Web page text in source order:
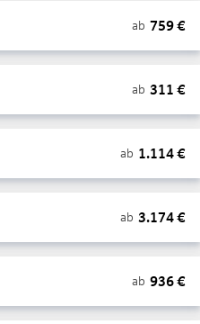
ab 759€
ab 311 €
ab 1.114€
ab 3.174€
ab 936€